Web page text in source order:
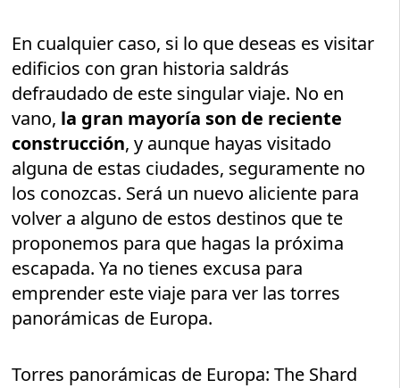
En cualquier caso, si lo que deseas es visitar
edificios con gran historia saldrás
defraudado de este singular viaje. No en
vano, la gran mayoría son de reciente
construcción, y aunque hayas visitado
alguna de estas ciudades, seguramente no
los conozcas. Será un nuevo aliciente para
volver a alguno de estos destinos que te
proponemos para que hagas la próxima
escapada. Ya no tienes excusa para
emprender este viaje para ver las torres
panorámicas de Europa.
Torres panorámicas de Europa: The Shard